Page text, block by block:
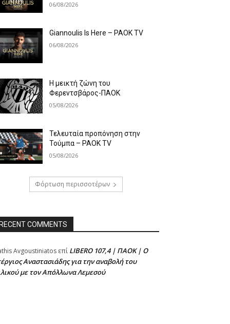
06/08/2026
Giannoulis Is Here – PAOK TV
06/08/2026
Η μεικτή ζώνη του
Φερεντσβάρος-ΠΑΟΚ
05/08/2026
Τελευταία προπόνηση στην
Τούμπα – PAOK TV
05/08/2026
Φόρτωση περισσοτέρων
COMMENTS
Avgoustiniatos επί LIBERO 107,4 | ΠΑΟΚ | Ο
Αναστασιάδης για την αναβολή του
με τον Απόλλωνα Λεμεσού